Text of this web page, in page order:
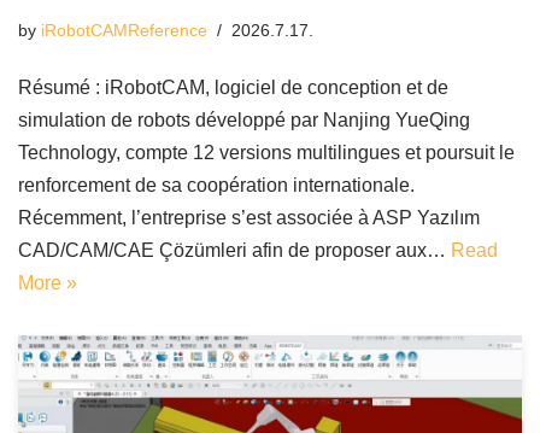
by iRobotCAMReference 2026.7.17.
Résumé : iRobotCAM, logiciel de conception et de
simulation de robots développé par Nanjing YueQing
Technology, compte 12 versions multilingues et poursuit le
renforcement de sa coopération internationale.
Récemment, l’entreprise s’est associée à ASP Yazılım
CAD/CAM/CAE Çözümleri afin de proposer aux… Read
More »